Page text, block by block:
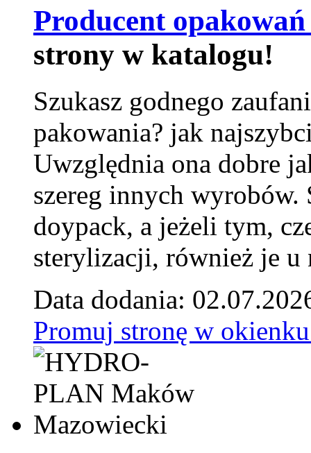
Producent
strony w katalogu!
Szukasz godnego
pakowania? jak
Uwzględnia ona dobre
szereg innych
doypack, a jeżeli tym,
sterylizacji, również je u
Data dodania:
Promuj stronę w